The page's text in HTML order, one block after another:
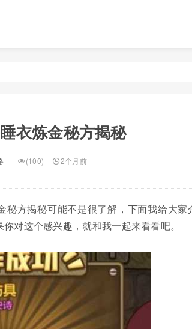
衣炼金秘方揭秘
(100) 2个月前
秘方揭秘可能不是很了解，下面我给大家
对这个感兴趣，就和我一起来看看吧。